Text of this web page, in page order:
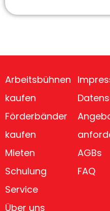
Arbeitsbühnen
kaufen
Förderbänder
kaufen
Mieten
Schulung
Service
Über uns
AGBs
FAQ